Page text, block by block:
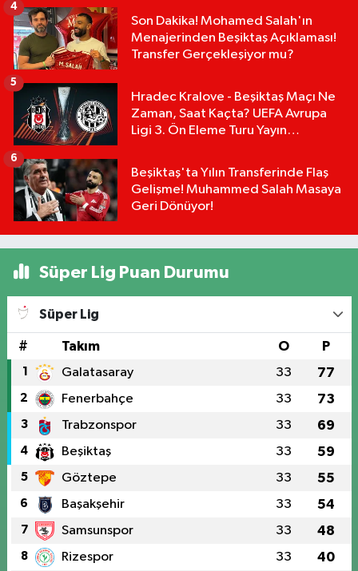
Son Dakika! Mohamed Salah'ın
Menajerinden Beşiktaş Açıklaması!
Transfer Gerçekleşiyor mu?
4
Hradec Kralove - Beşiktaş Maçı Ne
Zaman, Saat Kaçta? UEFA Avrupa
Ligi 3. Ön Eleme Turu Yayın
5
Beşiktaş'ta Yılın Transferinde Flaş
Gelişme! Muhammed Salah Masaya
Geri Dönüyor!
6
Süper Lig Puan Durumu
Süper Lig
# Takım O P
1 Galatasaray 33 77
2 Fenerbahçe 33 73
3 Trabzonspor 33 69
4 Beşiktaş 33 59
5 Göztepe 33 55
6 Başakşehir 33 54
7 Samsunspor 33 48
8 Rizespor 33 40